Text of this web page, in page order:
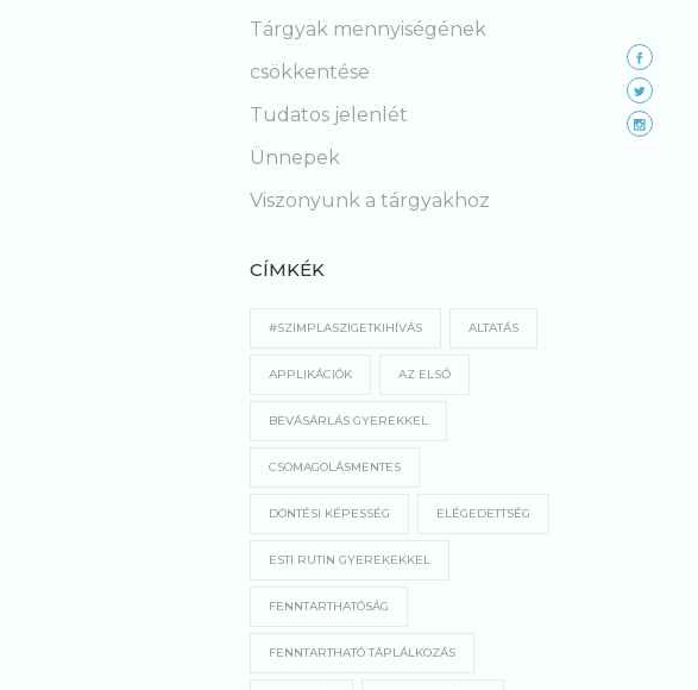
Tárgyak mennyiségének
csökkentése
Tudatos jelenlét
Ünnepek
Viszonyunk a tárgyakhoz
CÍMKÉK
#SZIMPLASZIGETKIHÍVÁS ALTATÁS
APPLIKÁCIÓK AZ ELSŐ
BEVÁSÁRLÁS GYEREKKEL
CSOMAGOLÁSMENTES
DÖNTÉSI KÉPESSÉG ELÉGEDETTSÉG
ESTI RUTIN GYEREKEKKEL
FENNTARTHATÓSÁG
FENNTARTHATÓ TÁPLÁLKOZÁS